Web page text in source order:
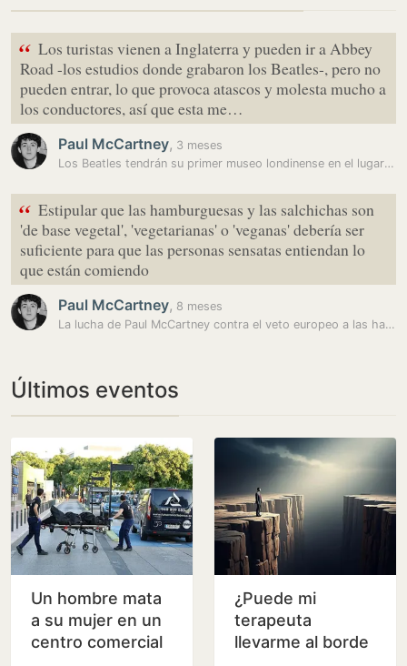
“ Los turistas vienen a Inglaterra y pueden ir a Abbey
Road -los estudios donde grabaron los Beatles-, pero no
pueden entrar, lo que provoca atascos y molesta mucho a
los conductores, así que esta me…
Paul McCartney, 3 meses
Los Beatles tendrán su primer museo londinense en el lugar de su…
“ Estipular que las hamburguesas y las salchichas son
'de base vegetal', 'vegetarianas' o 'veganas' debería ser
suficiente para que las personas sensatas entiendan lo
que están comiendo
Paul McCartney, 8 meses
La lucha de Paul McCartney contra el veto europeo a las hamburguesas…
Últimos eventos
Un hombre mata
a su mujer en un
centro comercial
¿Puede mi
terapeuta
llevarme al borde